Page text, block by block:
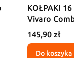
KOŁPAKI
Vivaro
Cena
145,90 zł
Do koszyka